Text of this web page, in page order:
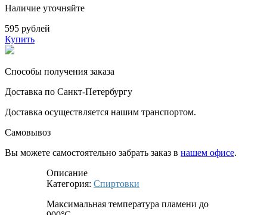
Наличие уточняйте
595 рублей
Купить
Способы получения заказа
Доставка по Санкт-Петербургу
Доставка осуществляется нашим транспортом.
Самовывоз
Вы можете самостоятельно забрать заказ в нашем офисе.
Описание
Категория: Спиртовки
Максимальная температура пламени до